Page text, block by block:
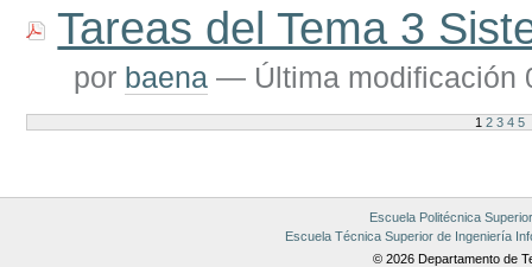
Tareas del Tema 3
por baena — Última modificación
1 2 3 4 5
Escuela Politécnica Superior
Escuela Técnica Superior de Ingeniería
© 2026 Departamento de